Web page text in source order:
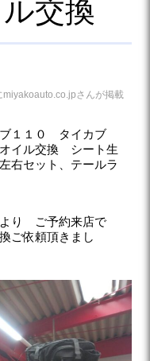
交換
さんが掲載
ブ１１０ タイカブ
イル交換 シート生
セット、テールラ
り ご予約来店で
ご依頼頂きまし